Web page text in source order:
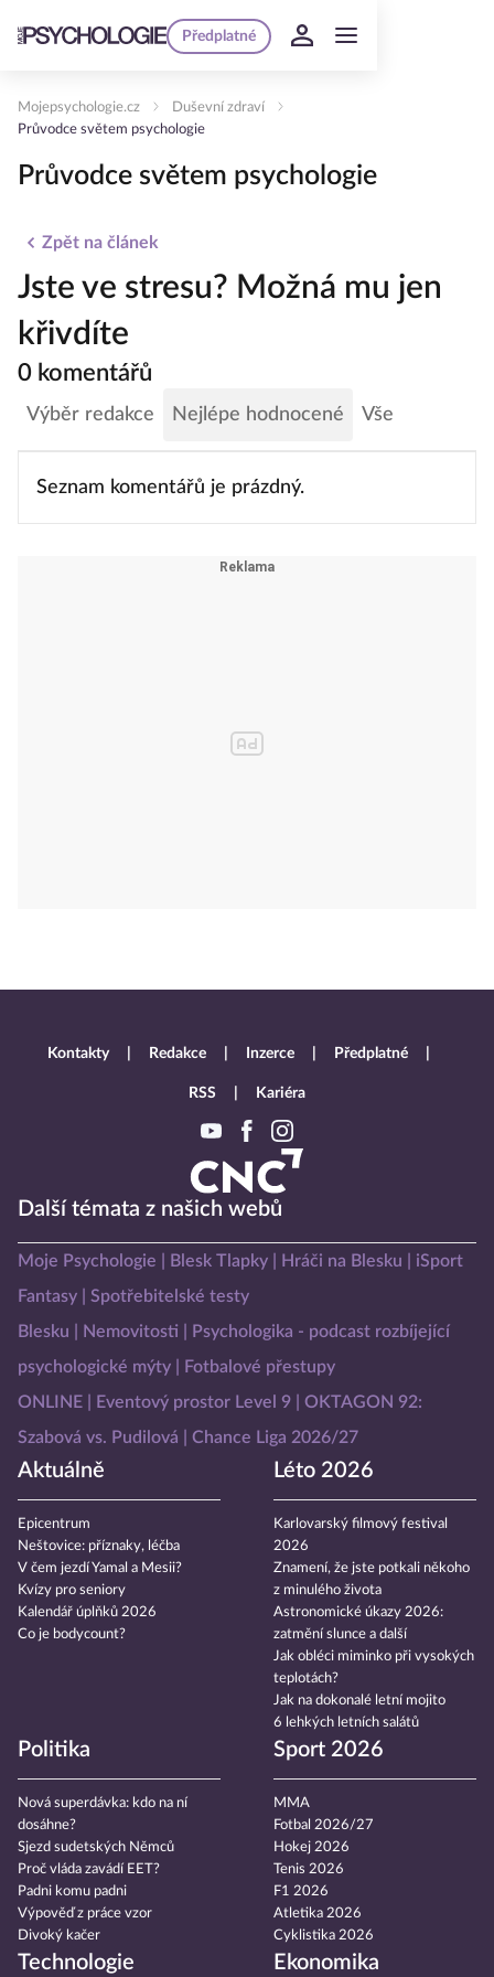
Předplatné
Mojepsychologie.cz
Duševní zdraví
Průvodce světem psychologie
Průvodce světem psychologie
Zpět na článek
Jste ve stresu? Možná mu jen
křivdíte
0 komentářů
Výběr redakce Nejlépe hodnocené Vše
Seznam komentářů je prázdný.
Další témata z našich webů
Moje Psychologie Blesk Tlapky Hráči na Blesku
iSport
Fantasy
Spotřebitelské testy
Blesku
Nemovitosti
Psychologika - podcast rozbíjející
psychologické mýty
Fotbalové přestupy
ONLINE
Eventový prostor Level 9
OKTAGON 92:
Szabová vs. Pudilová
Chance Liga 2026/27
Aktuálně
Epicentrum
Neštovice: příznaky, léčba
V čem jezdí Yamal a Mesii?
Kvízy pro seniory
Kalendář úplňků 2026
Co je bodycount?
Léto 2026
Karlovarský filmový festival
2026
Znamení, že jste potkali někoho
z minulého života
Astronomické úkazy 2026:
zatmění slunce a další
Jak obléci miminko při vysokých
teplotách?
Jak na dokonalé letní mojito
6 lehkých letních salátů
Politika
Nová superdávka: kdo na ní
dosáhne?
Sjezd sudetských Němců
Proč vláda zavádí EET?
Padni komu padni
Výpověď z práce vzor
Divoký kačer
Sport 2026
MMA
Fotbal 2026/27
Hokej 2026
Tenis 2026
F1 2026
Atletika 2026
Cyklistika 2026
Technologie Ekonomika
Kontakty Redakce Inzerce Předplatné
RSS Kariéra